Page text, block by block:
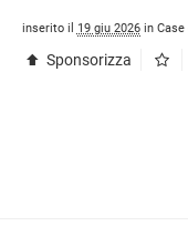
inserito il 19 giu 2026in Case
Sponsorizza